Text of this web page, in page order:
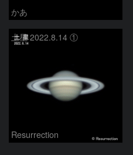
かあ
土星 2022.8.14 ①
Resurrection